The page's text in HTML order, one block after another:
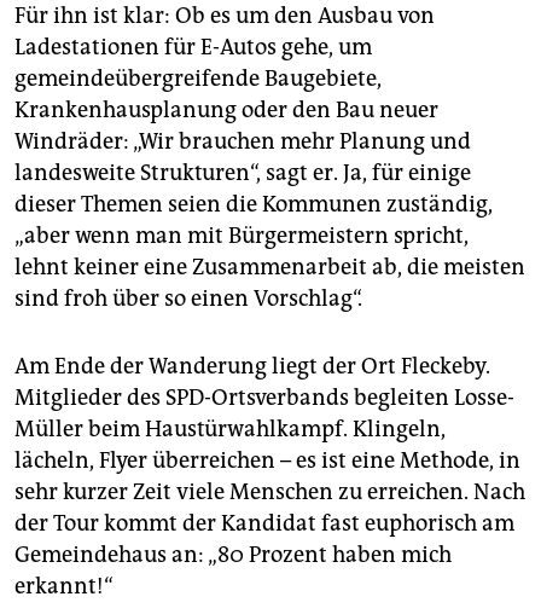
Für ihn ist klar: Ob es um den ­Ausbau von
Ladestationen für E-Autos gehe, um
gemeindeübergreifende Baugebiete,
Krankenhausplanung oder den Bau neuer
Windräder: „Wir brauchen mehr Planung und
landesweite Strukturen“, sagt er. Ja, für einige
dieser Themen seien die Kommunen zuständig,
„aber wenn man mit Bürgermeistern spricht,
lehnt keiner eine Zusammenarbeit ab, die meisten
sind froh über so einen Vorschlag“.
Am Ende der Wanderung liegt der Ort Fleckeby.
Mitglieder des SPD-Ortsverbands begleiten Losse-
Müller beim Haustürwahlkampf. Klingeln,
lächeln, Flyer überreichen – es ist eine Methode, in
sehr kurzer Zeit viele Menschen zu erreichen. Nach
der Tour kommt der Kandidat fast euphorisch am
Gemeindehaus an: „80 Prozent haben mich
erkannt!“